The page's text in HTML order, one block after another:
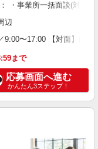
・事業所一括面談(対
辺
9:00〜17:00 【対面】面
まで
応募画面へ進む
かんたん3ステップ！